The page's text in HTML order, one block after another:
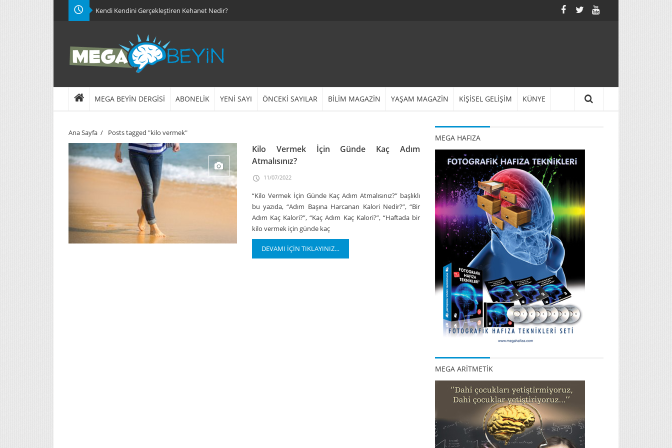
Kendi Kendini Gerçekleştiren Kehanet Nedir?
MEGA BEYİN DERGİSİ ABONELİK YENİ SAYI ÖNCEKİ SAYILAR BİLİM MAGAZİN YAŞAM MAGAZİN KİŞİSEL GELİŞİM KÜNYE
Ana Sayfa / Posts tagged "kilo vermek"
Kilo Vermek İçin Günde Kaç Adım
Atmalısınız?
11/07/2022
“Kilo Vermek İçin Günde Kaç Adım Atmalısınız?” başlıklı
bu yazıda, “Adım Başına Harcanan Kalori Nedir?”, “Bir
Adım Kaç Kalori?”, “Kaç Adım Kaç Kalori?”, “Haftada bir
kilo vermek için günde kaç
DEVAMI İÇİN TIKLAYINIZ…
MEGA HAFIZA
MEGA ARİTMETİK